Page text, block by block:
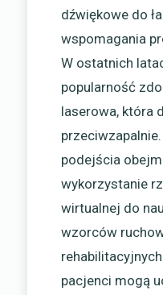
dźwiękowe do
wspomagania
W ostatnich
popularność
laserowa, która
podejścia
wykorzystanie
wirtualnej do
wzorców
pacjenci mogą